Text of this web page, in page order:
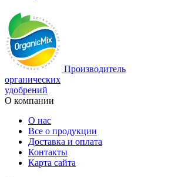
Производитель
органических
удобрений
О компании
О нас
Все о продукции
Доставка и оплата
Контакты
Карта сайта